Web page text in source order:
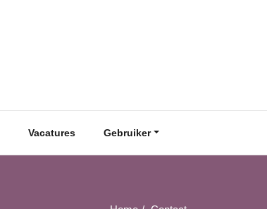
Vacatures Gebruiker